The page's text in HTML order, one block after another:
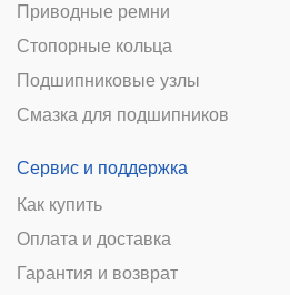
Приводные ремни
Стопорные кольца
Подшипниковые узлы
Смазка для подшипников
Сервис и поддержка
Как купить
Оплата и доставка
Гарантия и возврат